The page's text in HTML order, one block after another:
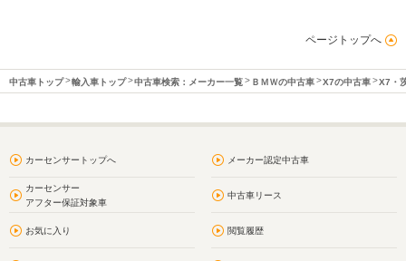
ページトップへ
中古車トップ 輸入車トップ 中古車検索：メーカー一覧 ＢＭＷの中古車 X7の中古車 X7・
カーセンサートップへ メーカー認定中古車
カーセンサー
アフター保証対象車
中古車リース
お気に入り 閲覧履歴